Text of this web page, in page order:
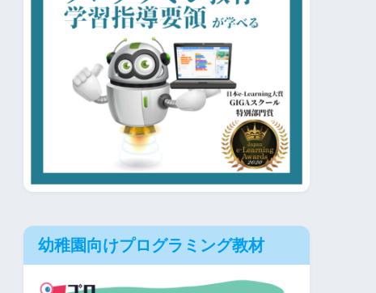
幼稚園向けプログラミング教材